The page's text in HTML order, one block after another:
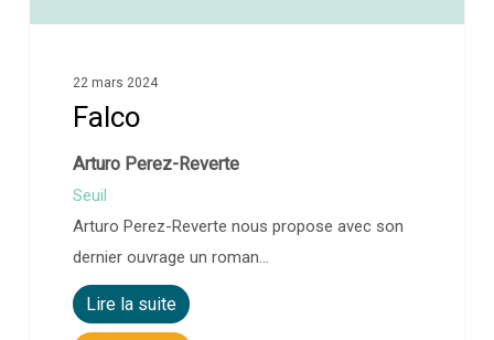
22 mars 2024
Falco
Arturo Perez-Reverte
Seuil
Arturo Perez-Reverte nous propose avec son
dernier ouvrage un roman…
Lire la suite